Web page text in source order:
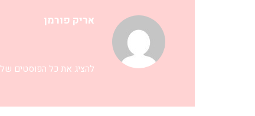
אריק פורמן
להציג את כל הפוסטים של eriks